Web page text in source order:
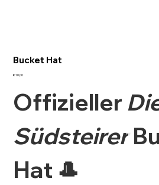
Bucket Hat
Preis
€ 10,00
Offizieller
Südsteirer
Hat 🎩